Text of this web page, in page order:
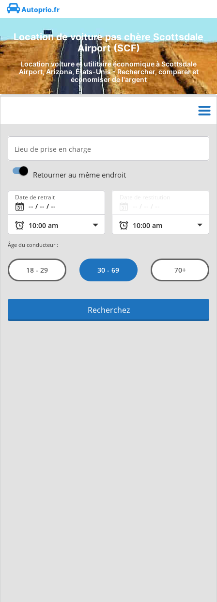
Autoprio.fr
Location de voiture pas chère Scottsdale
Airport (SCF)
Location voiture et utilitaire économique à Scottsdale
Airport, Arizona, États-Unis - Rechercher, comparer et
économiser de l'argent
Lieu de prise en charge
Retourner au même endroit
Date de retrait
Âge du conducteur :
18 - 29 30 - 69 70+
Recherchez